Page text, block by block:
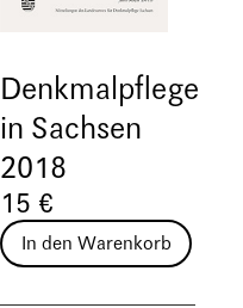
Denkmalpflege
in Sachsen
2018
15 €
In den Warenkorb